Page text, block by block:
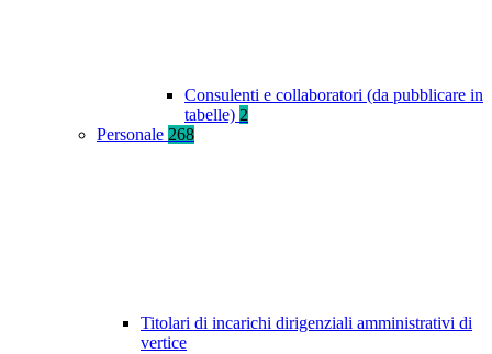
Consulenti e collaboratori (da pubblicare in
tabelle) 2
Personale 268
Titolari di incarichi dirigenziali amministrativi di
vertice